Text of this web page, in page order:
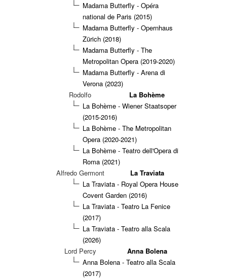
Madama Butterfly - Opéra
national de Paris (2015)
Madama Butterfly - Opernhaus
Zürich (2018)
Madama Butterfly - The
Metropolitan Opera (2019-2020)
Madama Butterfly - Arena di
Verona (2023)
Rodolfo
La Bohème
La Bohème - Wiener Staatsoper
(2015-2016)
La Bohème - The Metropolitan
Opera (2020-2021)
La Bohème - Teatro dell'Opera di
Roma (2021)
Alfredo Germont
La Traviata
La Traviata - Royal Opera House
Covent Garden (2016)
La Traviata - Teatro La Fenice
(2017)
La Traviata - Teatro alla Scala
(2026)
Lord Percy
Anna Bolena
Anna Bolena - Teatro alla Scala
(2017)